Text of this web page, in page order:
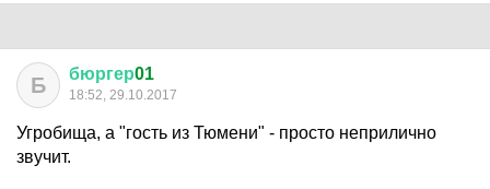
Б бюргер01
18:52, 29.10.2017
Угробища, а "гость из Тюмени" - просто неприлично
звучит.